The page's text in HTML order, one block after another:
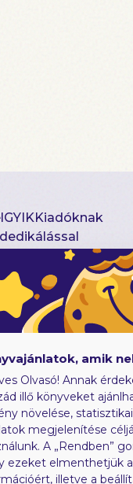
GYIKKiadóknak
toplista
jog fenntartva.
amik
Olvasó! Annak
illő könyveket
növelése,
megjelenítése
A „Rendben”
ezeket elmenthetjük
illetve a